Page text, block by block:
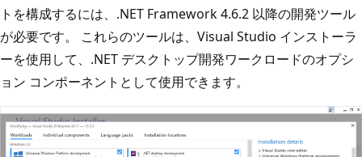
トを構成するには、.NET Framework 4.6.2 以降の開発ツール
が必要です。 これらのツールは、Visual Studio インストーラ
ーを使用して、.NET デスクトップ開発ワークロードのオプシ
ョン コンポーネントとして使用できます。